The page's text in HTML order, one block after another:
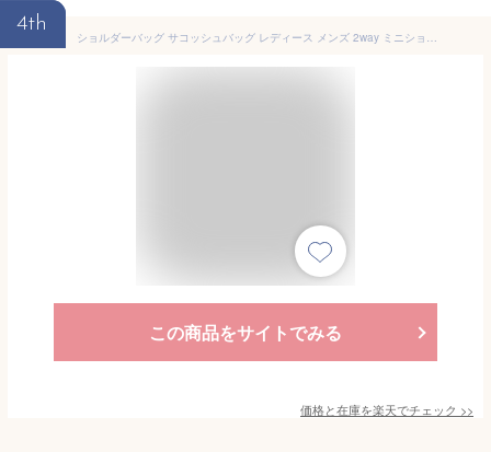
4th
ショルダーバッグ サコッシュバッグ レディース メンズ 2way ミニショルダー バッグ メリーメント MERRIMENT 軽い 斜め掛け ミニバッグ ポーチ インナーバッグ 小さめ おしゃれ かわいい 大人 子ども 家族 コンパクト
この商品をサイトでみる
価格と在庫を楽天でチェック >>